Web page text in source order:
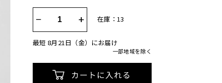
− + 在庫：13
最短 8月21日（金）にお届け
一部地域を除く